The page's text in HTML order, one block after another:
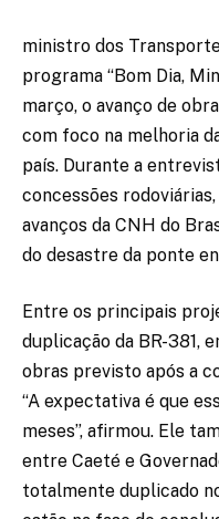
ministro dos
programa “Bom Dia,
março, o avanço de
com foco na melhoria
país. Durante a
concessões
avanços da CNH do
do desastre da ponte
Entre os principais
duplicação da BR-381,
obras previsto após a
“A expectativa é que
meses”, afirmou. Ele
entre Caeté e
totalmente duplicado